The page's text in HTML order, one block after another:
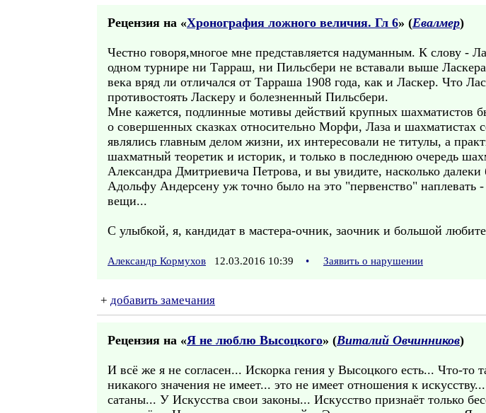
Рецензия на «Хронография ложного величия. Гл 6» (Евалмер)
Честно говоря,многое мне представляется надуманным. К слову -
одном турнире ни Тарраш, ни Пильсбери не вставали выше
века вряд ли отличался от Тарраша 1908 года, как и Ласкер. Что
противостоять Ласкеру и болезненный Пильсбери.
Мне кажется, подлинные мотивы действий крупных шахматистов
о совершенных сказках относительно Морфи, Лаза и
являлись главным делом жизни, их интересовали не титулы, а
шахматный теоретик и историк, и только в последнюю очередь
Александра Дмитриевича Петрова, и вы увидите, насколько
Адольфу Андерсену уж точно было на это "первенство"
вещи...
С улыбкой, я, кандидат в мастера-очник, заочник и большой
Александр Кормухов 12.03.2016 10:39 • Заявить о нарушении
+ добавить замечания
Рецензия на «Я не люблю Высоцкого» (Виталий Овчинников)
И всё же я не согласен... Искорка гения у Высоцкого есть... Что-то
никакого значения не имеет... это не имеет отношения к
сатаны... У Искусства свои законы... Искусство признаёт только